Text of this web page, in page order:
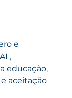
e
educação,
aceitação